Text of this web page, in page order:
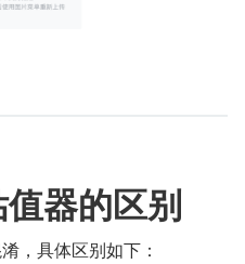
器的区别
，具体区别如下：